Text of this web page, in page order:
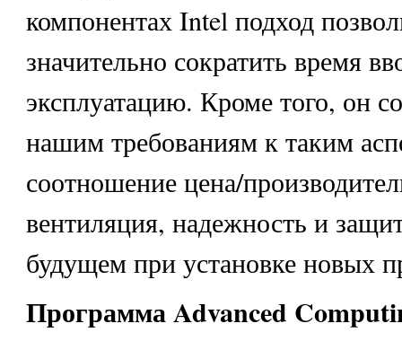
компонентах Intel подход
значительно сократить время
эксплуатацию. Кроме того, он
нашим требованиям к таким
соотношение цена/
вентиляция, надежность и
будущем при установке новых
ПрограммаAdvanced